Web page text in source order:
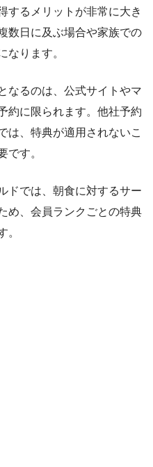
するメリットが非常に大き
数日に及ぶ場合や家族での
なります。
なるのは、公式サイトやマ
約に限られます。他社予約
は、特典が適用されないこ
です。
ドでは、朝食に対するサー
め、会員ランクごとの特典
。